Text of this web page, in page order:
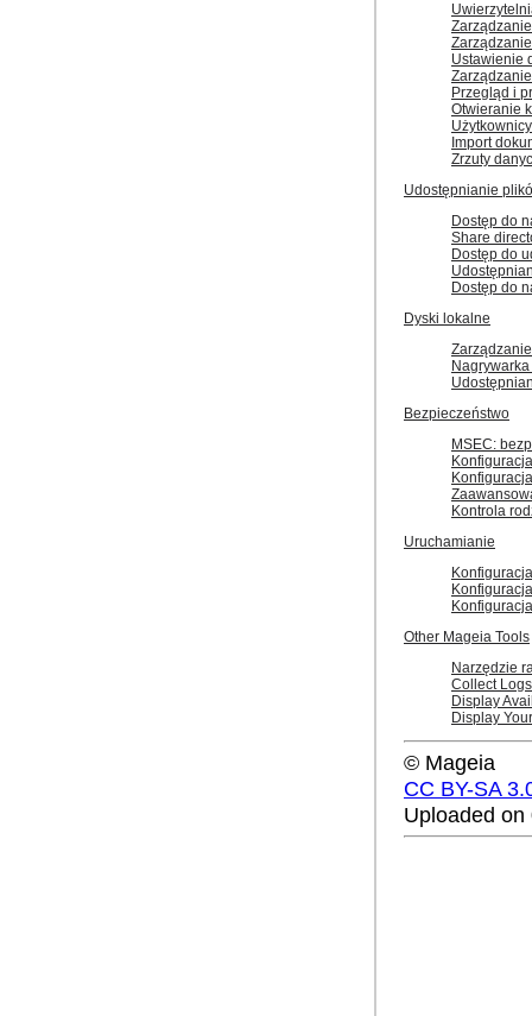
Ustawienie
Przegląd i
Otwieranie
Import
Zrzuty
Udostępnianie
Dostęp do
Share
Dostęp do
Dostęp do
Dyski lokalne
Bezpieczeństwo
MSEC:
Kontrola
Uruchamianie
Other Mageia Tools
Narzędzie
Collect
Display
Display
© Mageia
CC BY-SA
Uploaded